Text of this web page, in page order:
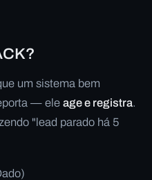
um sistema bem
— ele age e registra.
"lead parado há 5